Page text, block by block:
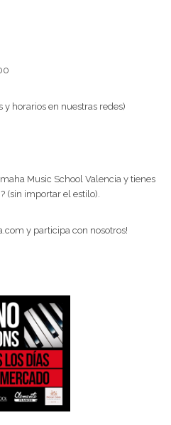
horarios en nuestras redes)
Music School Valencia y tienes
(sin importar el estilo).
y participa con nosotros!